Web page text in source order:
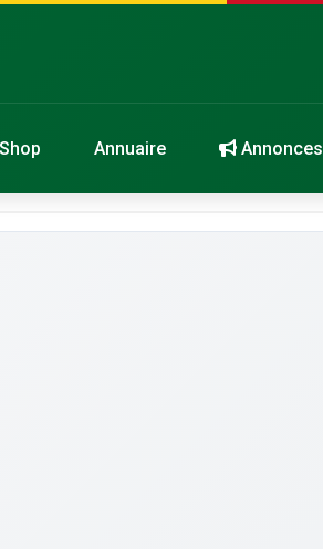
Shop Annuaire Annonces